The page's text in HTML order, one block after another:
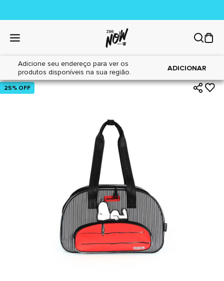
Adicione seu endereço para ver os
produtos disponíveis na sua região.
ADICIONAR
Home|Cães|Acessórios
25% OFF